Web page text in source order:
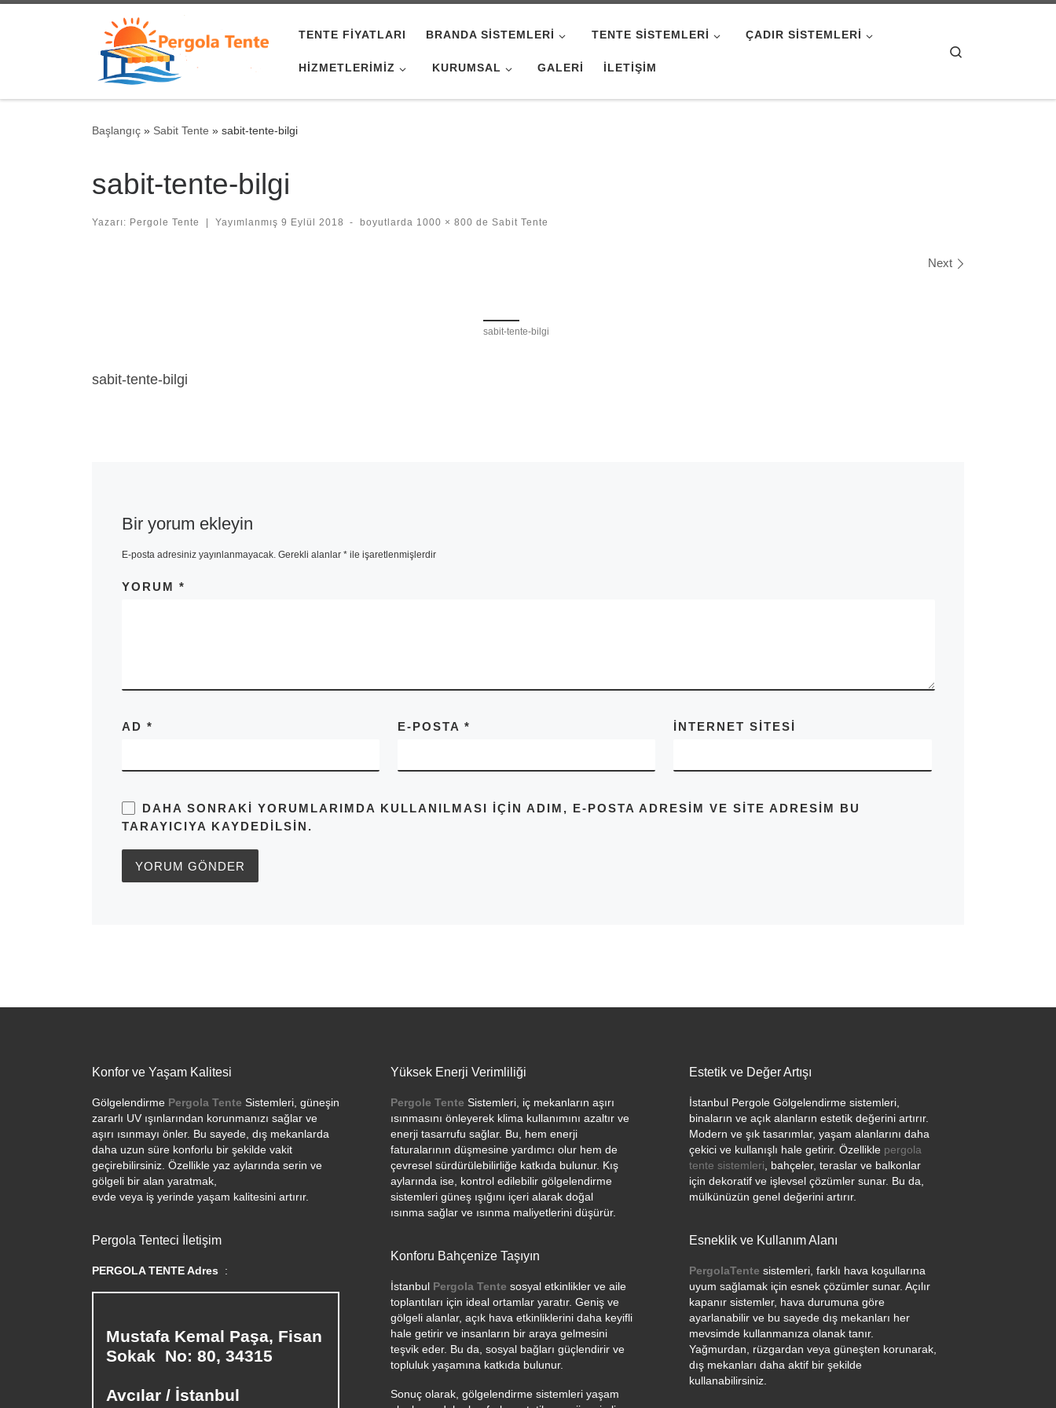
TENTE FIYATLARI BRANDA SISTEMLERI TENTE SISTEMLERI ÇADIR SISTEMLERI
HIZMETLERIMIZ KURUMSAL GALERI İLETIŞIM
Başlangıç » Sabit Tente » sabit-tente-bilgi
sabit-tente-bilgi
Yazarı: Pergole Tente Yayımlanmış 9 Eylül 2018 - boyutlarda 1000 × 800 de Sabit Tente
Next
sabit-tente-bilgi
sabit-tente-bilgi
Bir yorum ekleyin
E-posta adresiniz yayınlanmayacak. Gerekli alanlar *ile işaretlenmişlerdir
YORUM *
AD * E-POSTA * İNTERNET SITESI
DAHA SONRAKI YORUMLARIMDA KULLANILMASI IÇIN ADIM, E-POSTA ADRESIM VE SITE ADRESIM BU
TARAYICIYA KAYDEDILSIN.
Konfor ve Yaşam Kalitesi
Gölgelendirme Pergola Tente Sistemleri, güneşin
zararlı UV ışınlarından korunmanızı sağlar ve
aşırı ısınmayı önler. Bu sayede, dış mekanlarda
daha uzun süre konforlu bir şekilde vakit
geçirebilirsiniz. Özellikle yaz aylarında serin ve
gölgeli bir alan yaratmak,
evde veya iş yerinde yaşam kalitesini artırır.
Pergola Tenteci İletişim
PERGOLA TENTE Adres :
Mustafa Kemal Paşa, Fisan
Sokak No: 80, 34315
Avcılar / İstanbul
Yüksek Enerji Verimliliği
Pergole Tente Sistemleri, iç mekanların aşırı
ısınmasını önleyerek klima kullanımını azaltır ve
enerji tasarrufu sağlar. Bu, hem enerji
faturalarının düşmesine yardımcı olur hem de
çevresel sürdürülebilirliğe katkıda bulunur. Kış
aylarında ise, kontrol edilebilir gölgelendirme
sistemleri güneş ışığını içeri alarak doğal
ısınma sağlar ve ısınma maliyetlerini düşürür.
Konforu Bahçenize Taşıyın
İstanbul Pergola Tente sosyal etkinlikler ve aile
toplantıları için ideal ortamlar yaratır. Geniş ve
gölgeli alanlar, açık hava etkinliklerini daha keyifli
hale getirir ve insanların bir araya gelmesini
teşvik eder. Bu da, sosyal bağları güçlendirir ve
topluluk yaşamına katkıda bulunur.
Sonuç olarak, gölgelendirme sistemleri yaşam
Estetik ve Değer Artışı
İstanbul Pergole Gölgelendirme sistemleri,
binaların ve açık alanların estetik değerini artırır.
Modern ve şık tasarımlar, yaşam alanlarını daha
çekici ve kullanışlı hale getirir. Özellikle pergola
tente sistemleri , bahçeler, teraslar ve balkonlar
için dekoratif ve işlevsel çözümler sunar. Bu da,
mülkünüzün genel değerini artırır.
Esneklik ve Kullanım Alanı
PergolaTente sistemleri, farklı hava koşullarına
uyum sağlamak için esnek çözümler sunar. Açılır
kapanır sistemler, hava durumuna göre
ayarlanabilir ve bu sayede dış mekanları her
mevsimde kullanmanıza olanak tanır.
Yağmurdan, rüzgardan veya güneşten korunarak,
dış mekanları daha aktif bir şekilde
kullanabilirsiniz.